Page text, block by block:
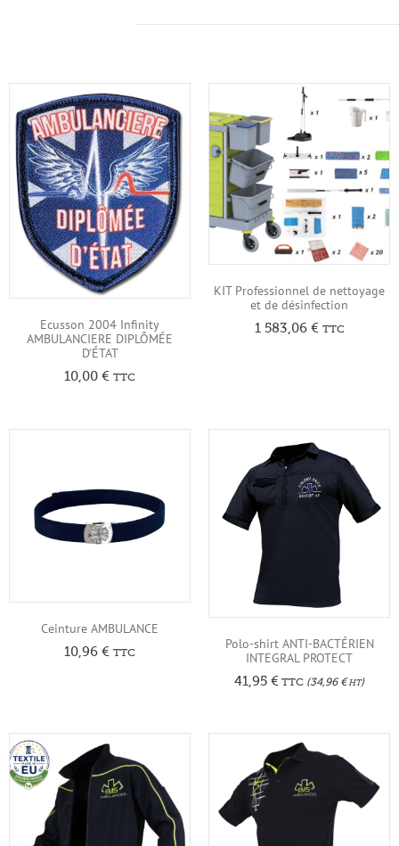
Ecusson 2004 Infinity
AMBULANCIERE DIPLÔMÉE
D’ÉTAT
10,00 € TTC
KIT Professionnel de nettoyage
et de désinfection
1 583,06 € TTC
Ceinture AMBULANCE
10,96 € TTC
Polo-shirt ANTI-BACTÉRIEN
INTEGRAL PROTECT
41,95 € TTC (34,96 €HT)